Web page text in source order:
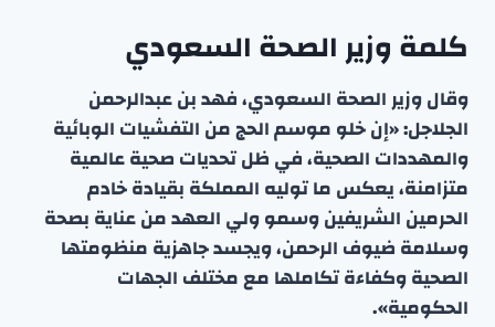
كلمة وزير الصحة السعودي
وقال وزير الصحة السعودي، فهد بن عبدالرحمن
الجلاجل: «إن خلو موسم الحج من التفشيات الوبائية
والمهددات الصحية، في ظل تحديات صحية عالمية
متزامنة، يعكس ما توليه المملكة بقيادة خادم
الحرمين الشريفين وسمو ولي العهد من عناية بصحة
وسلامة ضيوف الرحمن، ويجسد جاهزية منظومتها
الصحية وكفاءة تكاملها مع مختلف الجهات
الحكومية».